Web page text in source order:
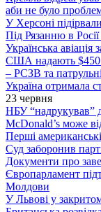
аби не було
У Херсоні
Під Рязанню в
Українська авіація
США надають $450
– РСЗВ та
Україна отримала
23 червня
НБУ “надрукував”
McDonald’s може
Перші
Суд заборонив
Документи про
Європарламент
Молдови
У Львові у